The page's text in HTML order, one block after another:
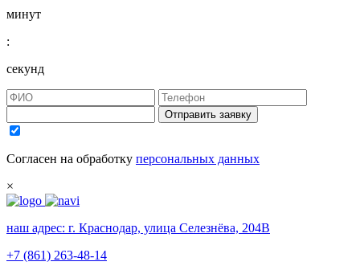
минут
:
секунд
Отправить заявку
Согласен на обработку персональных данных
×
наш адрес: г. Краснодар, улица Селезнёва, 204В
+7 (861) 263-48-14